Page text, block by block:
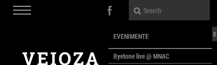
EVENIMENTE
Byetone live @ MNAC